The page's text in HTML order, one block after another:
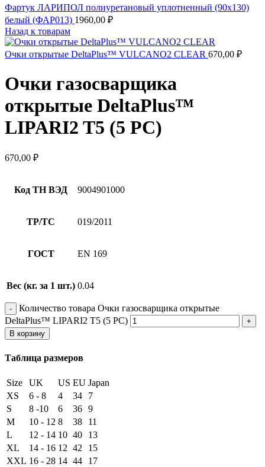
Фартук ЛАРИПОЛ полиуретановый уплотненный (90х130)
белый (ФАР013) 1960,00 ₽
Назад к товарам
Очки открытые DeltaPlus™ VULCANO2 CLEAR 670,00 ₽
Очки газосварщика
открытые DeltaPlus™
LIPARI2 T5 (5 PC)
670,00 ₽
Код ТН ВЭД 9004901000
ТР/ТС 019/2011
ГОСТ EN 169
Вес (кг. за 1 шт.) 0.04
Количество товара Очки газосварщика открытые
DeltaPlus™ LIPARI2 T5 (5 PC)
В корзину
Таблица размеров
Size UK US EU Japan
XS
6 - 8 4 34
7
S
8 -10 6 36 9
M
10 - 12 8 38
11
L
12 - 14 10 40
13
XL
14 - 16 12 42
15
XXL 16 - 28 14 44
17